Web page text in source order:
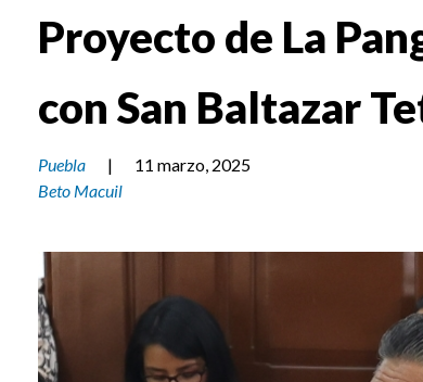
Proyecto de La
con San Baltazar
Puebla |
11 marzo, 2025
Beto Macuil